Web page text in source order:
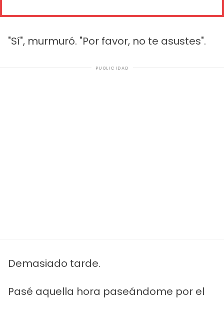
"Sí", murmuró. "Por favor, no te asustes".
PUBLICIDAD
Demasiado tarde.
Pasé aquella hora paseándome por el